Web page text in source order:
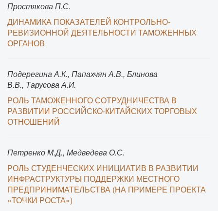
Простякова П.С.
ДИНАМИКА ПОКАЗАТЕЛЕЙ КОНТРОЛЬНО-
РЕВИЗИОННОЙ ДЕЯТЕЛЬНОСТИ ТАМОЖЕННЫХ
ОРГАНОВ
Подерегина А.К., Папахчян А.В., Блинова
В.В., Тарусова А.И.
РОЛЬ ТАМОЖЕННОГО СОТРУДНИЧЕСТВА В
РАЗВИТИИ РОССИЙСКО-КИТАЙСКИХ ТОРГОВЫХ
ОТНОШЕНИЙ
Петренко М.Д., Медведева О.С.
РОЛЬ СТУДЕНЧЕСКИХ ИНИЦИАТИВ В РАЗВИТИИ
ИНФРАСТРУКТУРЫ ПОДДЕРЖКИ МЕСТНОГО
ПРЕДПРИНИМАТЕЛЬСТВА (НА ПРИМЕРЕ ПРОЕКТА
«ТОЧКИ РОСТА»)